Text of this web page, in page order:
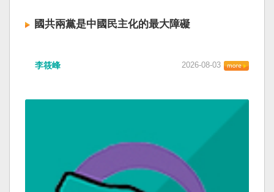
國共兩黨是中國民主化的最大障礙
李筱峰 2026-08-03